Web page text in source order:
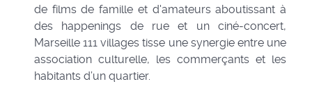
de films de famille et d'amateurs aboutissant à
des happenings de rue et un ciné-concert,
Marseille 111 villages tisse une synergie entre une
association culturelle, les commerçants et les
habitants d’un quartier.